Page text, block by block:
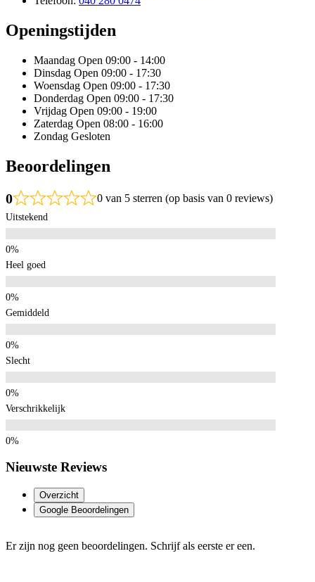
Openingstijden
Maandag Open 09:00 - 14:00
Dinsdag Open 09:00 - 17:30
Woensdag Open 09:00 - 17:30
Donderdag Open 09:00 - 17:30
Vrijdag Open 09:00 - 19:00
Zaterdag Open 08:00 - 16:00
Zondag Gesloten
Beoordelingen
0 0 van 5 sterren (op basis van 0 reviews)
Uitstekend
Heel goed
Gemiddeld
Slecht
Verschrikkelijk
Nieuwste Reviews
Overzicht
Google Beoordelingen
Er zijn nog geen beoordelingen. Schrijf als eerste er een.